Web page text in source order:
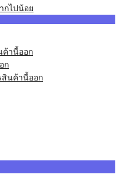
กไปน้อย
ค้านี้ออก
ก
สินค้านี้ออก